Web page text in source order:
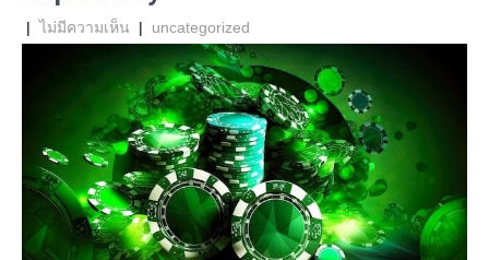
|ไม่มีความเห็น | uncategorized